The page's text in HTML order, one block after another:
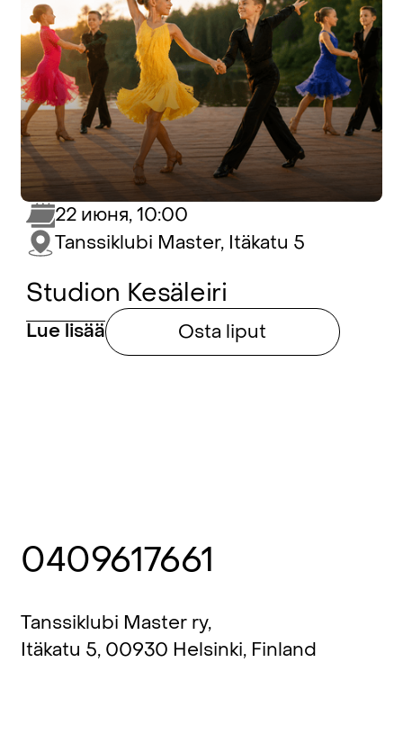
Studion Kesäleiri
Lue lisää Osta liput
22 июня, 10:00
Tanssiklubi Master, Itäkatu 5
0409617661
Tanssiklubi Master ry,
Itäkatu 5, 00930 Helsinki, Finland